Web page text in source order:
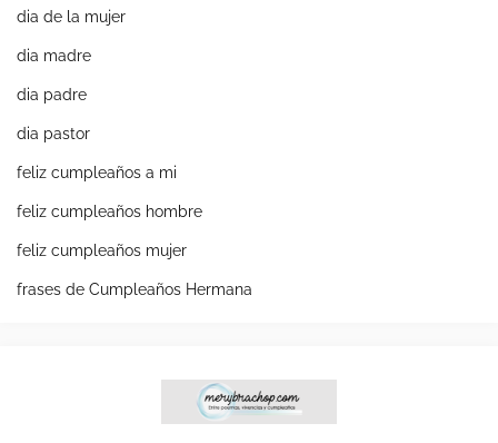
dia de la mujer
dia madre
dia padre
dia pastor
feliz cumpleaños a mi
feliz cumpleaños hombre
feliz cumpleaños mujer
frases de Cumpleaños Hermana